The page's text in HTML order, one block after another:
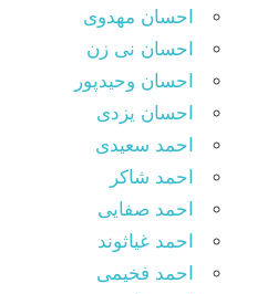
احسان مهدوی
احسان نی زن
احسان وحیدپور
احسان یزدی
احمد سعیدی
احمد شاکر
احمد صفایی
احمد غیاثوند
احمد فخیمی